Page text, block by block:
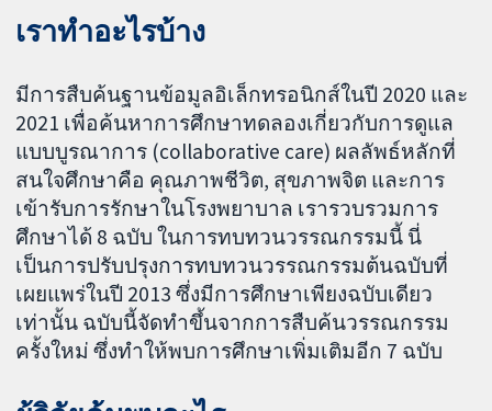
เราทำอะไรบ้าง
มีการสืบค้นฐานข้อมูลอิเล็กทรอนิกส์ในปี 2020 และ
2021 เพื่อค้นหาการศึกษาทดลองเกี่ยวกับการดูแล
แบบบูรณาการ (collaborative care) ผลลัพธ์หลักที่
สนใจศึกษาคือ คุณภาพชีวิต, สุขภาพจิต และการ
เข้ารับการรักษาในโรงพยาบาล เรารวบรวมการ
ศึกษาได้ 8 ฉบับ ในการทบทวนวรรณกรรมนี้ นี่
เป็นการปรับปรุงการทบทวนวรรณกรรมต้นฉบับที่
เผยแพร่ในปี 2013 ซึ่งมีการศึกษาเพียงฉบับเดียว
เท่านั้น ฉบับนี้จัดทำขึ้นจากการสืบค้นวรรณกรรม
ครั้งใหม่ ซึ่งทำให้พบการศึกษาเพิ่มเติมอีก 7 ฉบับ